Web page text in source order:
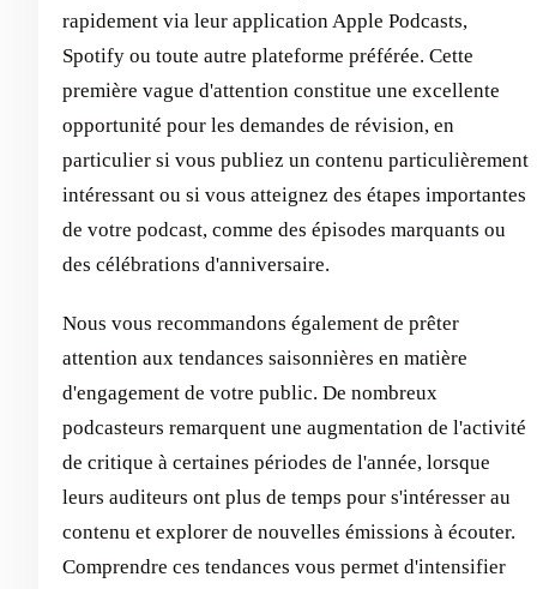
rapidement via leur application Apple Podcasts,
Spotify ou toute autre plateforme préférée. Cette
première vague d'attention constitue une excellente
opportunité pour les demandes de révision, en
particulier si vous publiez un contenu particulièrement
intéressant ou si vous atteignez des étapes importantes
de votre podcast, comme des épisodes marquants ou
des célébrations d'anniversaire.
Nous vous recommandons également de prêter
attention aux tendances saisonnières en matière
d'engagement de votre public. De nombreux
podcasteurs remarquent une augmentation de l'activité
de critique à certaines périodes de l'année, lorsque
leurs auditeurs ont plus de temps pour s'intéresser au
contenu et explorer de nouvelles émissions à écouter.
Comprendre ces tendances vous permet d'intensifier